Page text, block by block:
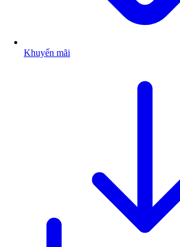
Khuyến mãi